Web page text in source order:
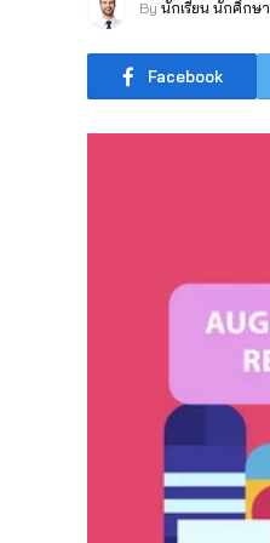
By นักเรียน นักศึกษา
Facebook